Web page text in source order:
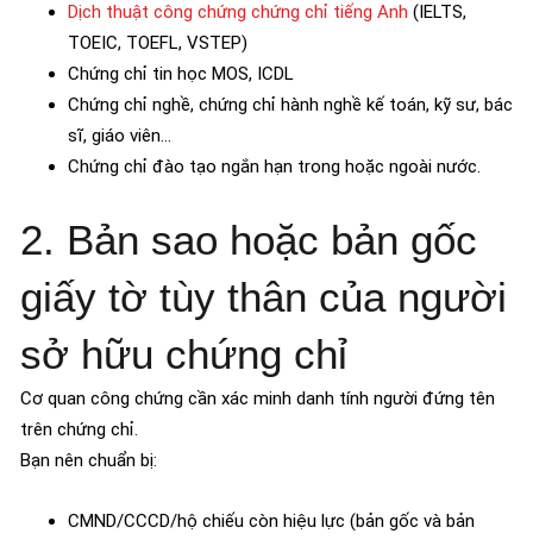
Dịch thuật công chứng chứng chỉ tiếng Anh (IELTS,
TOEIC, TOEFL, VSTEP)
Chứng chỉ tin học MOS, ICDL
Chứng chỉ nghề, chứng chỉ hành nghề kế toán, kỹ sư, bác
sĩ, giáo viên…
Chứng chỉ đào tạo ngắn hạn trong hoặc ngoài nước.
2. Bản sao hoặc bản gốc
giấy tờ tùy thân của người
sở hữu chứng chỉ
Cơ quan công chứng cần xác minh danh tính người đứng tên
trên chứng chỉ.
Bạn nên chuẩn bị:
CMND/CCCD/hộ chiếu còn hiệu lực (bản gốc và bản